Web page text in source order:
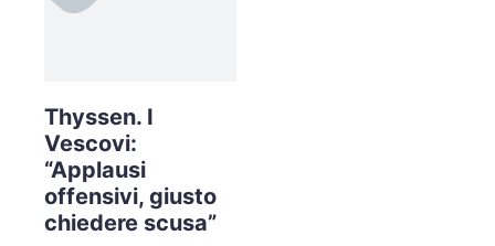
Thyssen. I
Vescovi:
“Applausi
offensivi, giusto
chiedere scusa”